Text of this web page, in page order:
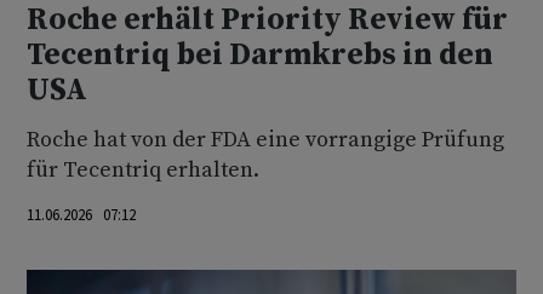
Roche erhält Priority Review für
Tecentriq bei Darmkrebs in den
USA
Roche hat von der FDA eine vorrangige Prüfung
für Tecentriq erhalten.
11.06.2026 07:12